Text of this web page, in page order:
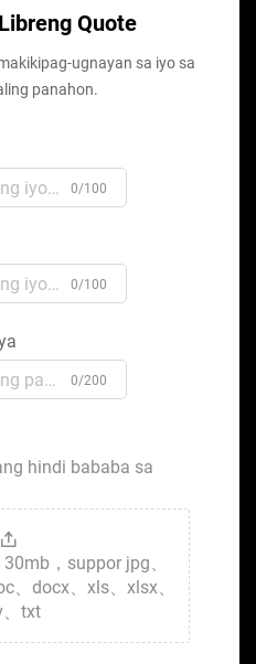
Quote
ugnayan sa iyo sa
panahon.
0/100
0/100
0/200
hindi bababa sa
，suppor jpg、
、docx、xls、xlsx、
、txt